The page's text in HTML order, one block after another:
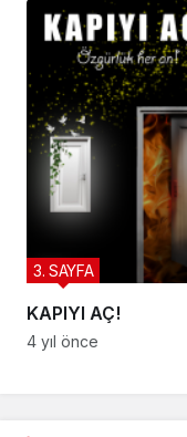
KAPIYI AÇ!
3. SAYFA
4 yıl önce